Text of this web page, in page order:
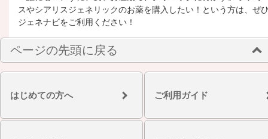
スやシアリスジェネリックのお薬を購入したい！という方は、ぜ
ジェネナビをご利用ください！
ページの先頭に戻る
はじめての方へ ご利用ガイド